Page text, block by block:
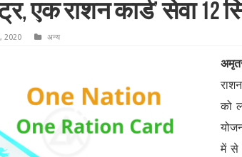
एक राशन कार्ड’ सेवा 12
2020 अन्य
को
में से